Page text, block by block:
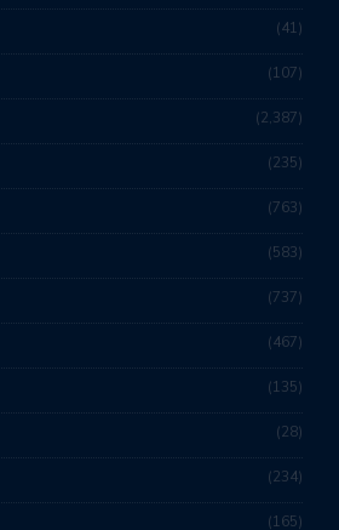
41
107
2,387
235
763
583
737
467
135
28
234
165